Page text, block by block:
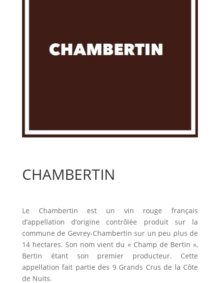
CHAMBERTIN
Le Chambertin est un vin rouge français
d’appellation d’origine contrôlée produit sur la
commune de Gevrey-Chambertin sur un peu plus de
14 hectares. Son nom vient du « Champ de Bertin »,
Bertin étant son premier producteur. Cette
appellation fait partie des 9 Grands Crus de la Côte
de Nuits.